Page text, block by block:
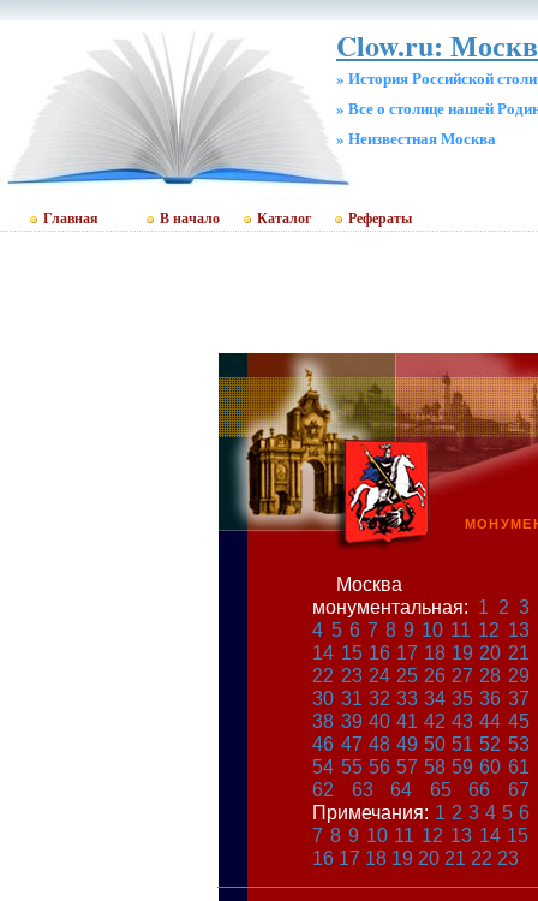
Clow.ru:
» История Российской
» Все о столице нашей
» Неизвестная Москва
Главная В начало Каталог Рефераты
Москва
монументальная: 1 2 3
4 5 6 7 8 9 10 11 12 13
14 15 16 17 18 19 20 21
22 23 24 25 26 27 28 29
30 31 32 33 34 35 36 37
38 39 40 41 42 43 44 45
46 47 48 49 50 51 52 53
54 55 56 57 58 59 60 61
62
63 64 65 66
67
Примечания: 1 2 3 4 5 6
7 8 9 10 11 12 13 14 15
16 17 18 19 20 21 22 23